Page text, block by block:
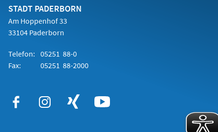
STADT PADERBORN
Am Hoppenhof 33
33104 Paderborn
Telefon: 05251 88-0
Fax:
05251 88-2000